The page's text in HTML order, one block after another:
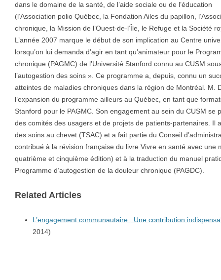
dans le domaine de la santé, de l’aide sociale ou de l’éducation
(l’Association polio Québec, la Fondation Ailes du papillon,
chronique, la Mission de l’Ouest-de-l’Île, le Refuge et la Société
L’année 2007 marque le début de son implication au Centre
lorsqu’on lui demanda d’agir en tant qu’animateur pour le
chronique (PAGMC) de l’Université Stanford connu au CUSM
l’autogestion des soins ». Ce programme a, depuis, connu un
atteintes de maladies chroniques dans la région de Montréal. M.
l’expansion du programme ailleurs au Québec, en tant que
Stanford pour le PAGMC. Son engagement au sein du CUSM se
des comités des usagers et de projets de patients-partenaires. Il
des soins au chevet (TSAC) et a fait partie du Conseil
contribué à la révision française du livre Vivre en santé avec une
quatrième et cinquième édition) et à la traduction du manuel
Programme d’autogestion de la douleur chronique (PAGDC).
Related Articles
L’engagement communautaire : Une contribution
2014)